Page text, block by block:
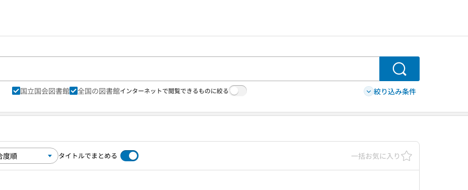
検索
国立国会図書館 全国の図書館インターネットで閲覧できるものに絞る 絞り込み条件
タイトルでまとめる 一括お気に入り